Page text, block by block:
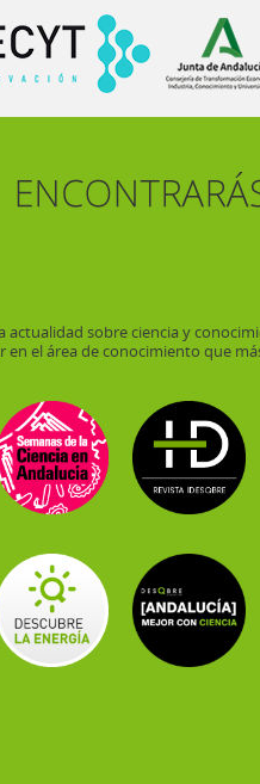
actualidad sobre ciencia y
en el área de conocimiento que